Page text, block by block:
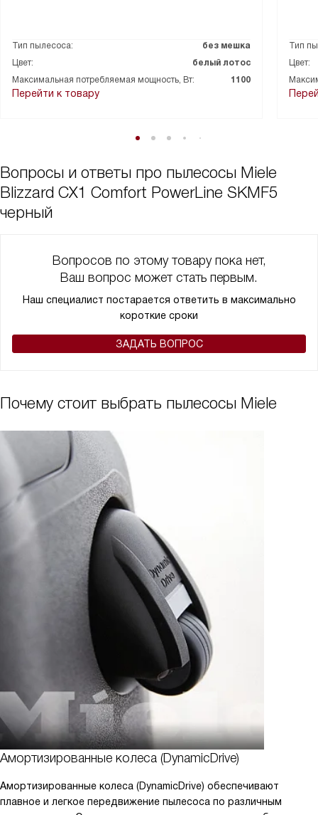
Тип пылесоса:
без мешка
Цвет:
белый лотос
Максимальная потребляемая мощность, Вт:
1100
Перейти к товару
Тип
Цвет:
Вопросы и ответы про пылесосы Miele
Blizzard CX1 Comfort PowerLine SKMF5
черный
Вопросов по этому товару пока нет,
Ваш вопрос может стать первым.
Наш специалист постарается ответить в максимально
короткие сроки
ЗАДАТЬ ВОПРОС
Почему стоит выбрать пылесосы Miele
Амортизированные колеса (DynamicDrive)
Амортизированные колеса (DynamicDrive) обеспечивают
плавное и легкое передвижение пылесоса по различным